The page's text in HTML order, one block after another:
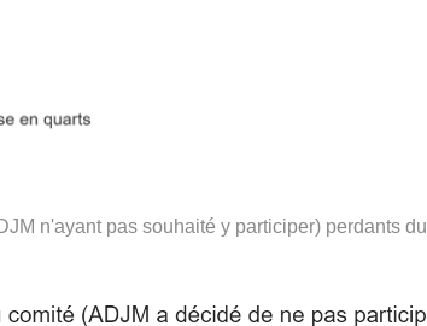
n'ayant pas souhaité y participer) perdants du